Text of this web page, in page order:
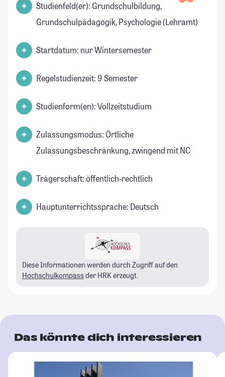
Studienfeld(er): Grundschulbildung,
Grundschulpädagogik, Psychologie (Lehramt)
Startdatum: nur Wintersemester
Regelstudienzeit: 9 Semester
Studienform(en): Vollzeitstudium
Zulassungsmodus: Örtliche
Zulassungsbeschränkung, zwingend mit NC
Trägerschaft: öffentlich-rechtlich
Hauptunterrichtssprache: Deutsch
Diese Informationen werden durch Zugriff auf den
Hochschulkompass der HRK erzeugt.
Das könnte dich interessieren